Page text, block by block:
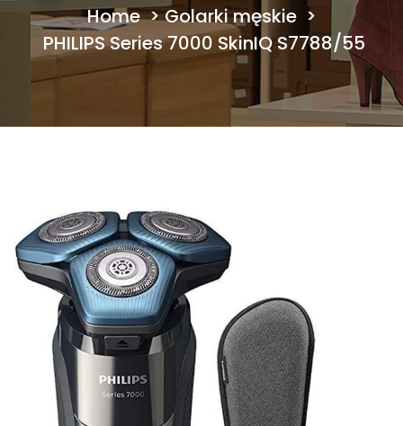
Home>Golarki męskie >
PHILIPS Series 7000 SkinIQ S7788/55